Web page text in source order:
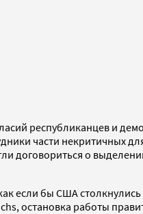
республиканцев и
части некритичных
договориться о
если бы США
остановка работы